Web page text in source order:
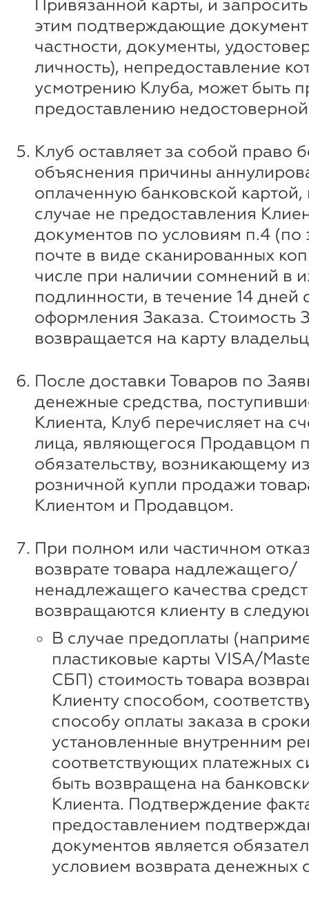
Привязанной карты, и
этим подтверждающие
частности, документы,
личность), непредоставление
усмотрению Клуба, может быть
предоставлению
Клуб оставляет за собой право
объяснения причины
оплаченную банковской картой,
случае не предоставления
документов по условиям п.4 (по
почте в виде сканированных
числе при наличии сомнений в
подлинности, в течение 14 дней
оформления Заказа. Стоимость
возвращается на карту
После доставки Товаров по
денежные средства,
Клиента, Клуб перечисляет на
лица, являющегося Продавцом
обязательству, возникающему
розничной купли продажи
Клиентом и Продавцом.
При полном или частичном
возврате товара надлежащего/
ненадлежащего качества
возвращаются клиенту в
В случае предоплаты
пластиковые карты VISA/
СБП) стоимость товара
Клиенту способом,
способу оплаты заказа в
установленные внутренним
соответствующих платежных
быть возвращена на
Клиента. Подтверждение
предоставлением
документов является
условием возврата денежных